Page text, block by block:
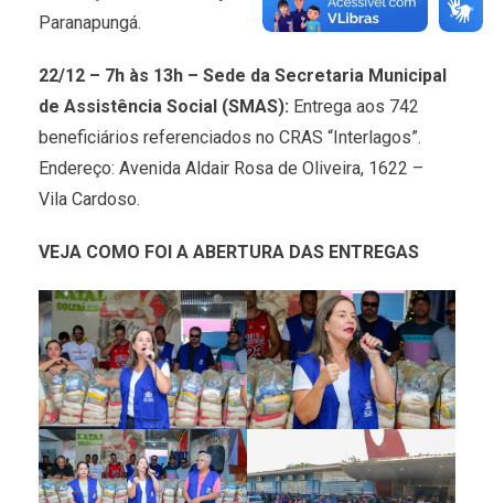
Paranapungá.
22/12 – 7h às 13h – Sede da Secretaria Municipal
de Assistência Social (SMAS): Entrega aos 742
beneficiários referenciados no CRAS “Interlagos”.
Endereço: Avenida Aldair Rosa de Oliveira, 1622 –
Vila Cardoso.
VEJA COMO FOI A ABERTURA DAS ENTREGAS